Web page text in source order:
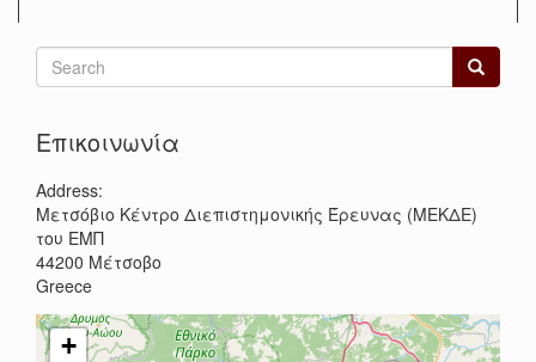
Search
form
Επικοινωνία
Address:
Μετσόβιο Κέντρο Διεπιστημονικής Έρευνας (ΜΕΚΔΕ)
του ΕΜΠ
44200 Μέτσοβο
Greece
+